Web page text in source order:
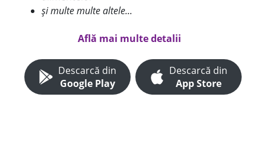
și multe multe altele...
Află mai multe detalii
Descarcă din
Google Play
Descarcă din
App Store